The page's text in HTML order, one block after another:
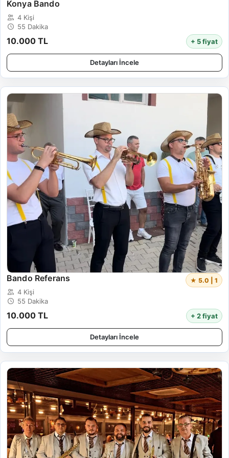
Konya Bando
4 Kişi
55 Dakika
10.000 TL + 5 fiyat
Detayları İncele
Bando Referans ★ 5.0 | 1
4 Kişi
55 Dakika
10.000 TL + 2 fiyat
Detayları İncele